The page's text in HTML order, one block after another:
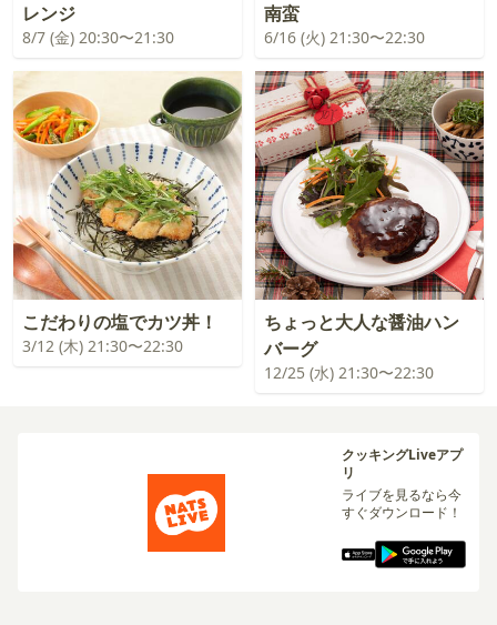
レンジ
8/7 (金) 20:30〜21:30
南蛮
6/16 (火) 21:30〜22:30
こだわりの塩でカツ丼！
3/12 (木) 21:30〜22:30
ちょっと大人な醤油ハン
バーグ
12/25 (水) 21:30〜22:30
クッキングLiveアプ
リ
ライブを見るなら今
すぐダウンロード！